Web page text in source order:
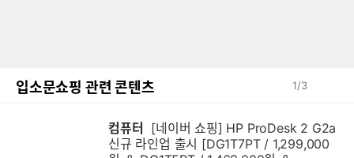
입소문쇼핑 관련 콘텐츠 1/3
컴퓨터
신규 라인업 출시 [DG1T7PT / 1,299,000